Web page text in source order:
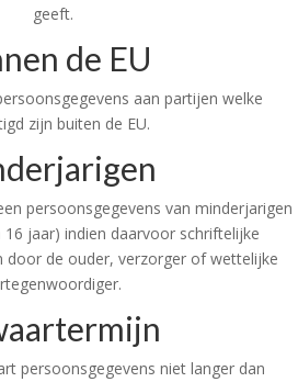
geeft.
de EU
aan partijen welke
zijn buiten de EU.
persoonsgegevens van minderjarigen
jaar) indien daarvoor schriftelijke
door de ouder, verzorger of wettelijke
persoonsgegevens niet langer dan